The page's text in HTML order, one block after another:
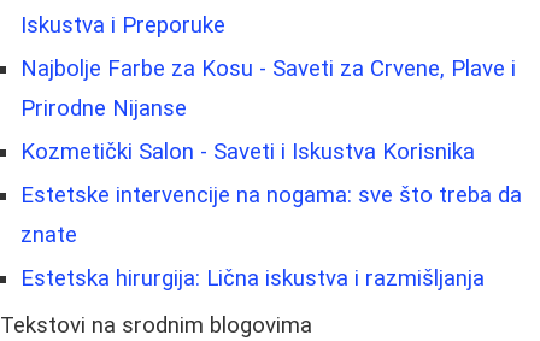
Iskustva i Preporuke
Najbolje Farbe za Kosu - Saveti za Crvene, Plave i
Prirodne Nijanse
Kozmetički Salon - Saveti i Iskustva Korisnika
Estetske intervencije na nogama: sve što treba da
znate
Estetska hirurgija: Lična iskustva i razmišljanja
Tekstovi na srodnim blogovima